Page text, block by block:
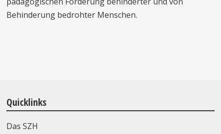
Behinderung bedrohter Menschen.
Quicklinks
Das SZH